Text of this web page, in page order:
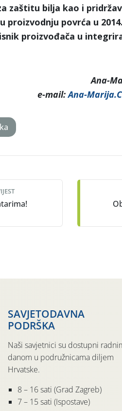
zaštitu bilja kao i
proizvodnju povrća u
proizvođača u
Ana-
e-mail:Ana-
SAVJETODAVNA
PODRŠKA
Naši savjetnici su dostupni
danom u podružnicama diljem
Hrvatske.
8 – 16 sati (Grad Zagreb)
7 – 15 sati (Ispostave)